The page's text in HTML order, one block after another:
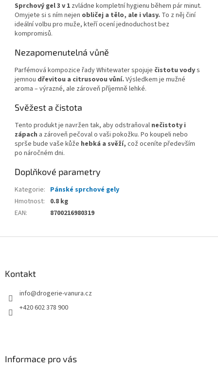
Sprchový gel 3 v 1 zvládne kompletní hygienu během pár minut.
Omyjete si s ním nejen obličej a tělo, ale i vlasy. To z něj činí
ideální volbu pro muže, kteří ocení jednoduchost bez
kompromisů.
Nezapomenutelná vůně
Parfémová kompozice řady Whitewater spojuje čistotu vodys
jemnou dřevitou a citrusovou vůní. Výsledkem je mužné
aroma –⁠⁠⁠⁠⁠⁠ výrazné, ale zároveň příjemně lehké.
Svěžest a čistota
Tento produkt je navržen tak, aby odstraňoval nečistoty i
zápach a zároveň pečoval o vaši pokožku. Po koupeli nebo
sprše bude vaše kůže hebká a svěží, což oceníte především
po náročném dni.
Doplňkové parametry
Kategorie: Pánské sprchové gely
Hmotnost:
0.8 kg
EAN: 8700216980319
Kontakt
info@drogerie-vanura.cz
+420 602 378 900
Informace pro vás